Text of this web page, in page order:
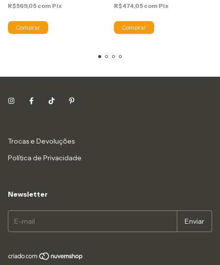
R$569,05 com Pix R$474,05 com Pix
Trocas e Devoluções
Política de Privacidade
Newsletter